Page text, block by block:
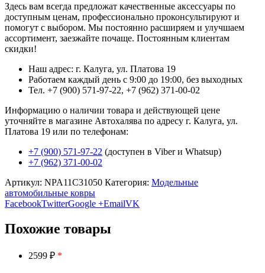
Здесь вам всегда предложат качественные аксессуары по
доступным ценам, профессионально проконсультируют и
помогут с выбором. Мы постоянно расширяем и улучшаем
ассортимент, заезжайте почаще. Постоянным клиентам
скидки!
Наш адрес: г. Калуга, ул. Платова 19
Работаем каждый день с 9:00 до 19:00, без выходных
Тел. +7 (900) 571-97-22, +7 (962) 371-00-02
Информацию о наличии товара и действующей цене
уточняйте в магазине Автохалява по адресу г. Калуга, ул.
Платова 19 или по телефонам:
+7 (900) 571-97-22 (доступен в Viber и Whatsup)
+7 (962) 371-00-02
Артикул: NPA11C31050 Категория: Модельные
автомобильные ковры
FacebookTwitterGoogle +EmailVK
Похожие товары
2599 ₽ *